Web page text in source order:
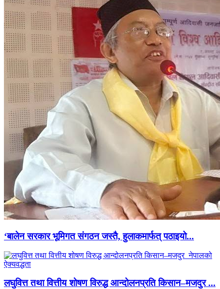
‘बालेन सरकार भूमिगत संगठन जस्तै, हुलाकमार्फत् पठाइयो...
लघुवित्त तथा वित्तीय शोषण विरुद्ध आन्दोलनप्रति किसान–मजदुर ...